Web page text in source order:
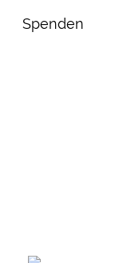
Spenden